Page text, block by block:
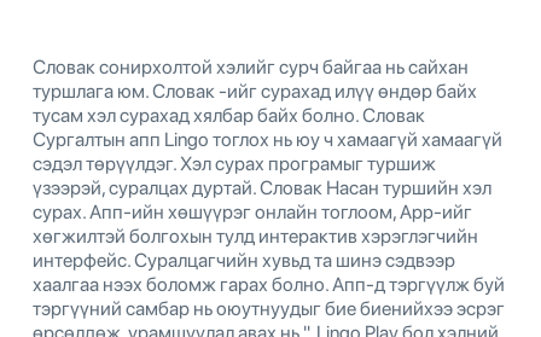
Словак сонирхолтой хэлийг сурч байгаа нь сайхан
туршлага юм. Словак -ийг сурахад илүү өндөр байх
тусам хэл сурахад хялбар байх болно. Словак
Сургалтын апп Lingo тоглох нь юу ч хамаагүй хамаагүй
сэдэл төрүүлдэг. Хэл сурах програмыг туршиж
үзээрэй, суралцах дуртай. Словак Насан туршийн хэл
сурах. Апп-ийн хөшүүрэг онлайн тоглоом, App-ийг
хөгжилтэй болгохын тулд интерактив хэрэглэгчийн
интерфейс. Суралцагчийн хувьд та шинэ сэдвээр
хаалгаа нээх боломж гарах болно. Апп-д тэргүүлж буй
тэргүүний самбар нь оюутнуудыг бие биенийхээ эсрэг